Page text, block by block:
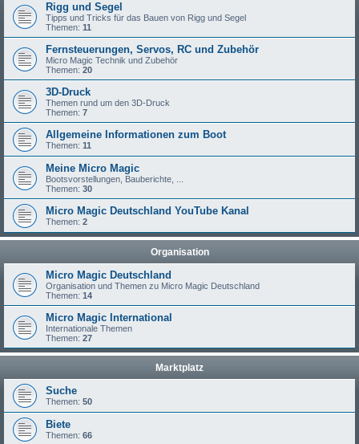
Rigg und Segel
Tipps und Tricks für das Bauen von Rigg und Segel
Themen: 11
Fernsteuerungen, Servos, RC und Zubehör
Micro Magic Technik und Zubehör
Themen: 20
3D-Druck
Themen rund um den 3D-Druck
Themen: 7
Allgemeine Informationen zum Boot
Themen: 11
Meine Micro Magic
Bootsvorstellungen, Bauberichte, ...
Themen: 30
Micro Magic Deutschland YouTube Kanal
Themen: 2
Organisation
Micro Magic Deutschland
Organisation und Themen zu Micro Magic Deutschland
Themen: 14
Micro Magic International
Internationale Themen
Themen: 27
Marktplatz
Suche
Themen: 50
Biete
Themen: 66